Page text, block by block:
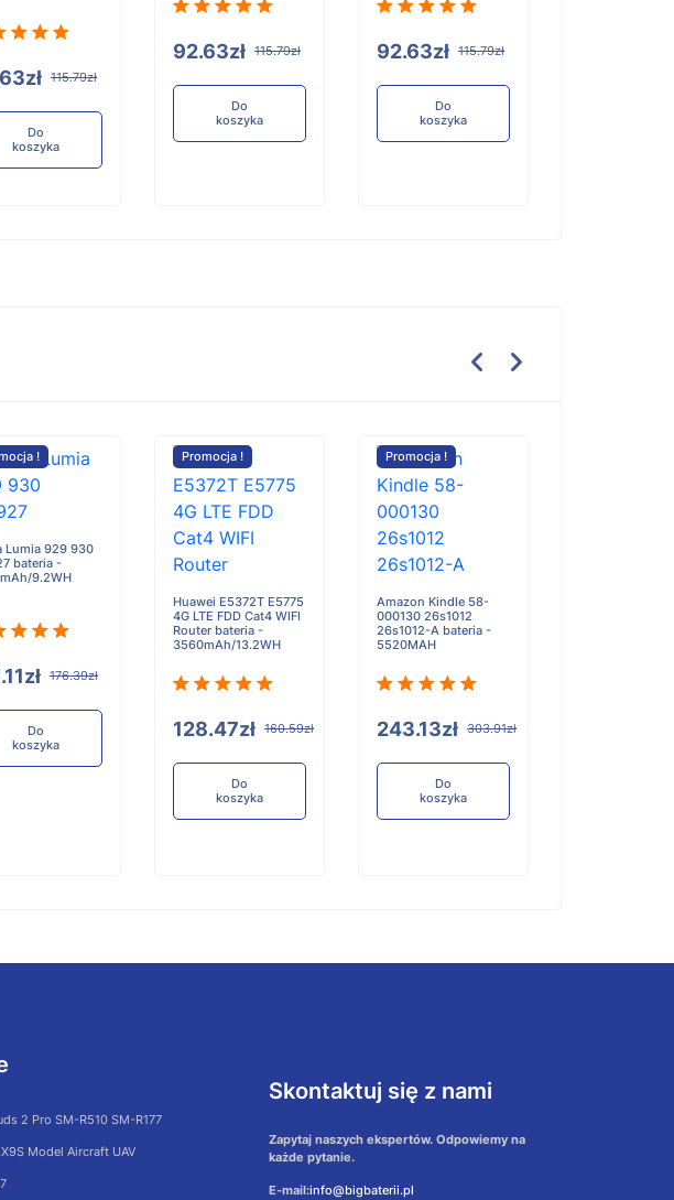
115.79zł
Do
koszyka
92.63zł 115.79zł
Do
koszyka
92.63zł 115.79zł
Do
koszyka
!
Lumia 929 930
bateria -
9.2WH
176.39zł
Do
koszyka
Promocja !
Huawei E5372T E5775
4G LTE FDD Cat4 WIFI
Router bateria -
3560mAh/13.2WH
128.47zł 160.59zł
Do
koszyka
Promocja !
Amazon Kindle 58-
000130 26s1012
26s1012-A bateria -
5520MAH
243.13zł 303.91zł
Do
koszyka
2 Pro SM-R510 SM-R177
Model Aircraft UAV
Skontaktuj się z nami
Zapytaj naszych ekspertów. Odpowiemy na
każde pytanie.
E-mail:info@bigbaterii.pl